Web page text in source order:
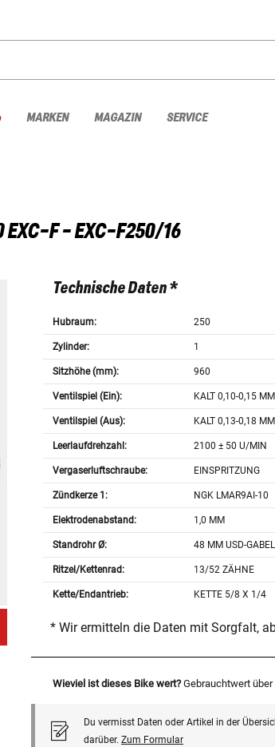
MARKEN MAGAZIN SERVICE
EXC-F - EXC-F250/16
Technische Daten *
Hubraum: 250
Zylinder: 1
Sitzhöhe (mm): 960
Ventilspiel (Ein): KALT 0,10-0,15 MM
Ventilspiel (Aus): KALT 0,13-0,18 MM
Leerlaufdrehzahl: 2100 ± 50 U/MIN
Vergaserluftschraube: EINSPRITZUNG
Zündkerze 1: NGK LMAR9AI-10
Elektrodenabstand: 1,0 MM
Standrohr Ø: 48 MM USD-GABEL
Ritzel/Kettenrad: 13/52 ZÄHNE
Kette/Endantrieb: KETTE 5/8 X 1/4
* Wir ermitteln die Daten mit Sorgfalt,
Wieviel ist dieses Bike wert? Gebrauchtwert
Du vermisst Daten oder Artikel in der
darüber. Zum Formular